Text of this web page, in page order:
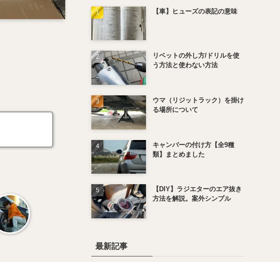
【車】ヒューズの表記の意味
リベットの外し方/ドリルを使
う方法と使わない方法
ウマ（リジットラック）を掛け
る場所について
キャンバーの付け方【全9種
類】まとめました
【DIY】ラジエターのエア抜き
方法を解説。案外シンプル
最新記事